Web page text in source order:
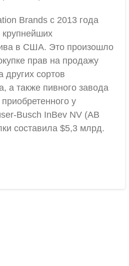
Brands с 2013 года
крупнейших
в США. Это произошло
прав на продажу
других сортов
а также пивного завода
у
Busch InBev NV (AB
составила $5,3 млрд.